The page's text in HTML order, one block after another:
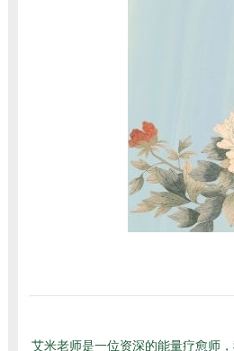
艾米老师是一位资深的能量疗愈师